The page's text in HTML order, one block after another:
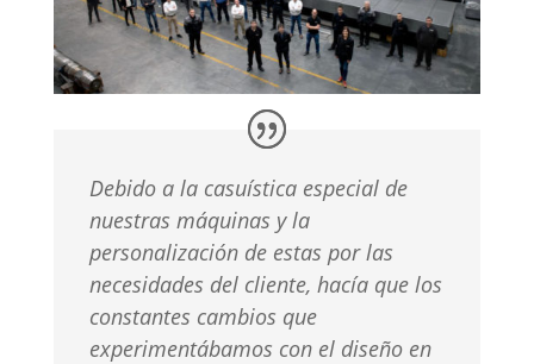
Debido a la casuística especial de
nuestras máquinas y la
personalización de estas por las
necesidades del cliente, hacía que los
constantes cambios que
experimentábamos con el diseño en